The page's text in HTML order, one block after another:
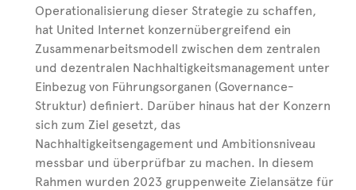
Operationalisierung dieser Strategie zu schaffen,
hat United Internet konzernübergreifend ein
Zusammenarbeitsmodell zwischen dem zentralen
und dezentralen Nachhaltigkeitsmanagement unter
Einbezug von Führungsorganen (Governance-
Struktur) definiert. Darüber hinaus hat der Konzern
sich zum Ziel gesetzt, das
Nachhaltigkeitsengagement und Ambitionsniveau
messbar und überprüfbar zu machen. In diesem
Rahmen wurden 2023 gruppenweite Zielansätze für